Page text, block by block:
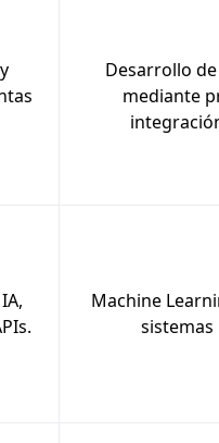
Desarrollo
mediante
Machine